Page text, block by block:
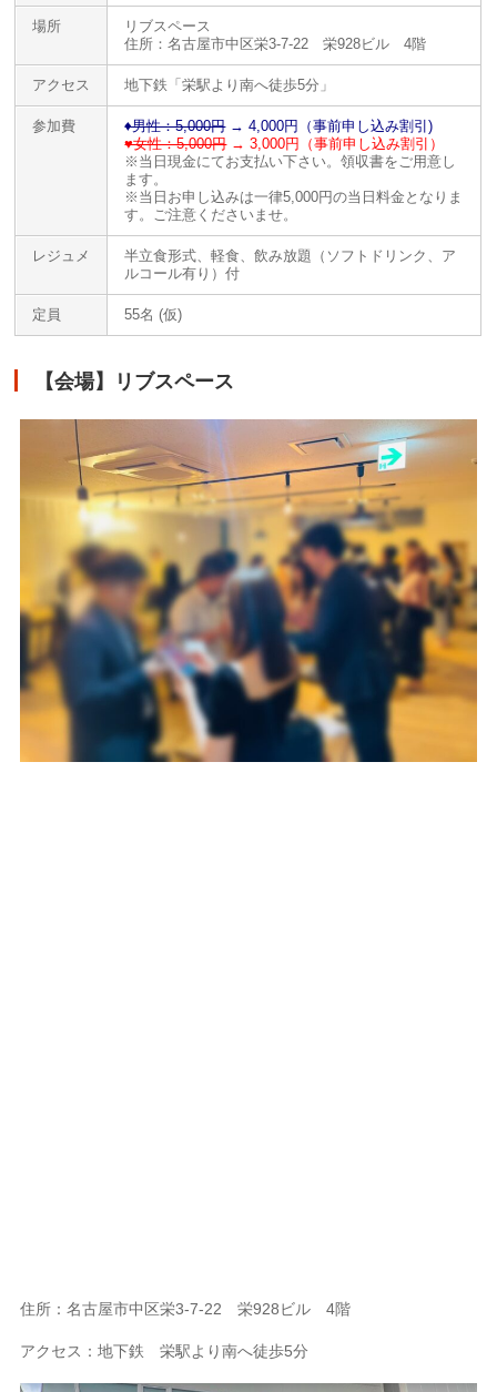
場所
リブスペース
住所：名古屋市中区栄3-7-22 栄928ビル 4階
アクセス 地下鉄「栄駅より南へ徒歩5分」
参加費 ♦️男性：5,000円→ 4,000円（事前申し込み割引)
♥女性：5,000円→ 3,000円（事前申し込み割引）
※当日現金にてお支払い下さい。領収書をご用意し
ます。
※当日お申し込みは一律5,000円の当日料金となりま
す。ご注意くださいませ。
レジュメ
半立食形式、軽食、飲み放題（ソフトドリンク、ア
ルコール有り）付
定員 55名 (仮)
【会場】リブスペース
住所：名古屋市中区栄3-7-22 栄928ビル 4階
アクセス：地下鉄 栄駅より南へ徒歩5分